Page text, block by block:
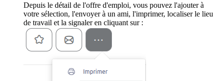
Depuis le détail de l'offre d'emploi, vous pouvez l'ajouter à
votre sélection, l'envoyer à un ami, l'imprimer, localiser le lieu
de travail et la signaler en cliquant sur :